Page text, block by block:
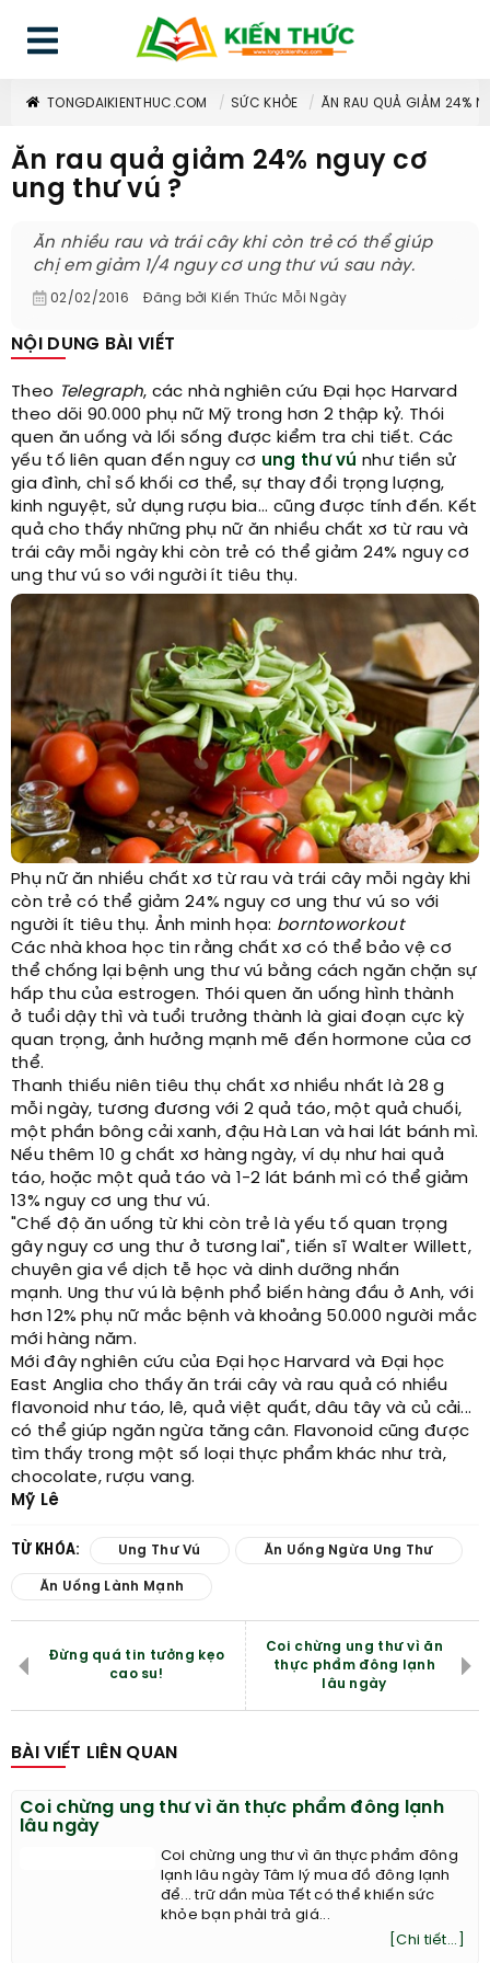
TONGDAIKIENTHUC.COM SỨC KHỎE ĂN RAU QUẢ GIẢM 24%
Ăn rau quả giảm 24% nguy cơ
ung thư vú ?
Ăn nhiều rau và trái cây khi còn trẻ có thể giúp
chị em giảm 1/4 nguy cơ ung thư vú sau này.
02/02/2016 Đăng bởi Kiến Thức Mỗi Ngày
NỘI DUNG BÀI VIẾT
Theo Telegraph, các nhà nghiên cứu Đại học Harvard
theo dõi 90.000 phụ nữ Mỹ trong hơn 2 thập kỷ. Thói
quen ăn uống và lối sống được kiểm tra chi tiết. Các
yếu tố liên quan đến nguy cơ ung thư vú như tiền sử
gia đình, chỉ số khối cơ thể, sự thay đổi trọng lượng,
kinh nguyệt, sử dụng rượu bia... cũng được tính đến. Kết
quả cho thấy những phụ nữ ăn nhiều chất xơ từ rau và
trái cây mỗi ngày khi còn trẻ có thể giảm 24% nguy cơ
ung thư vú so với người ít tiêu thụ.
Phụ nữ ăn nhiều chất xơ từ rau và trái cây mỗi ngày khi
còn trẻ có thể giảm 24% nguy cơ ung thư vú so với
người ít tiêu thụ. Ảnh minh họa: borntoworkout
Các nhà khoa học tin rằng chất xơ có thể bảo vệ cơ
thể chống lại bệnh ung thư vú bằng cách ngăn chặn sự
hấp thu của estrogen. Thói quen ăn uống hình thành
ở tuổi dậy thì và tuổi trưởng thành là giai đoạn cực kỳ
quan trọng, ảnh hưởng mạnh mẽ đến hormone của cơ
thể.
Thanh thiếu niên tiêu thụ chất xơ nhiều nhất là 28 g
mỗi ngày, tương đương với 2 quả táo, một quả chuối,
một phần bông cải xanh, đậu Hà Lan và hai lát bánh mì.
Nếu thêm 10 g chất xơ hàng ngày, ví dụ như hai quả
táo, hoặc một quả táo và 1-2 lát bánh mì có thể giảm
13% nguy cơ ung thư vú.
"Chế độ ăn uống từ khi còn trẻ là yếu tố quan trọng
gây nguy cơ ung thư ở tương lai", tiến sĩ Walter Willett,
chuyên gia về dịch tễ học và dinh dưỡng nhấn
mạnh. Ung thư vú là bệnh phổ biến hàng đầu ở Anh, với
hơn 12% phụ nữ mắc bệnh và khoảng 50.000 người mắc
mới hàng năm.
Mới đây nghiên cứu của Đại học Harvard và Đại học
East Anglia cho thấy ăn trái cây và rau quả có nhiều
flavonoid như táo, lê, quả việt quất, dâu tây và củ cải...
có thể giúp ngăn ngừa tăng cân. Flavonoid cũng được
tìm thấy trong một số loại thực phẩm khác như trà,
chocolate, rượu vang.
Mỹ Lê
TỪ KHÓA: Ung Thư Vú Ăn Uống Ngừa Ung Thư
Ăn Uống Lành Mạnh
Đừng quá tin tưởng kẹo
cao su!
Coi chừng ung thư vì ăn
thực phẩm đông lạnh
lâu ngày
BÀI VIẾT LIÊN QUAN
Coi chừng ung thư vì ăn thực phẩm đông lạnh
lâu ngày
Coi chừng ung thư vì ăn thực phẩm đông
lạnh lâu ngày Tâm lý mua đồ đông lạnh
để... trữ dần mùa Tết có thể khiến sức
khỏe bạn phải trả giá...
[Chi tiết...]